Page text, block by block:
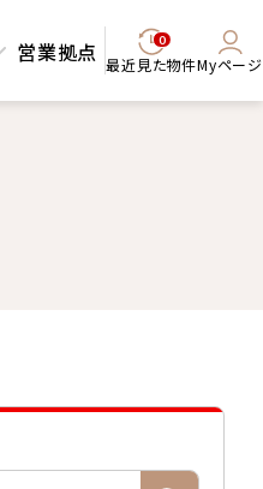
営業拠点 0
最近見た物件Myページ